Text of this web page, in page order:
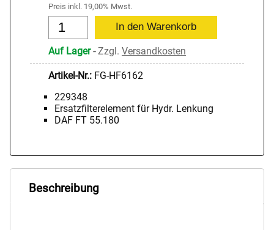
Preis inkl. 19,00% Mwst.
Auf Lager-Zzgl. Versandkosten
Artikel-Nr.: FG-HF6162
229348
Ersatzfilterelement für Hydr. Lenkung
DAF FT 55.180
Beschreibung